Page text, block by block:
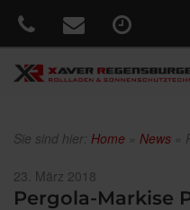
Sie sind hier: Home » News »
Veröffentlicht
am
23. März 2018
Pergola-Markise